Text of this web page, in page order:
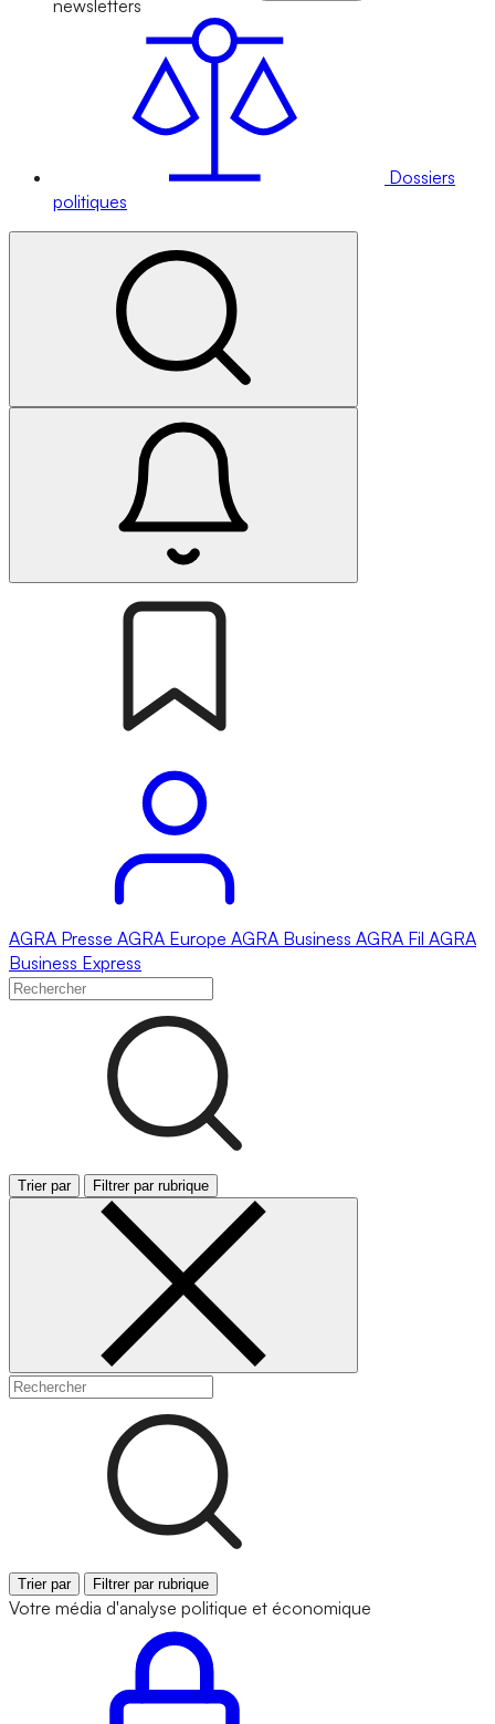
newsletters
Dossiers
politiques
AGRA Presse AGRA Europe AGRA Business AGRA Fil AGRA
Business Express
Trier par Filtrer par rubrique
Trier par Filtrer par rubrique
Votre média d'analyse politique et économique